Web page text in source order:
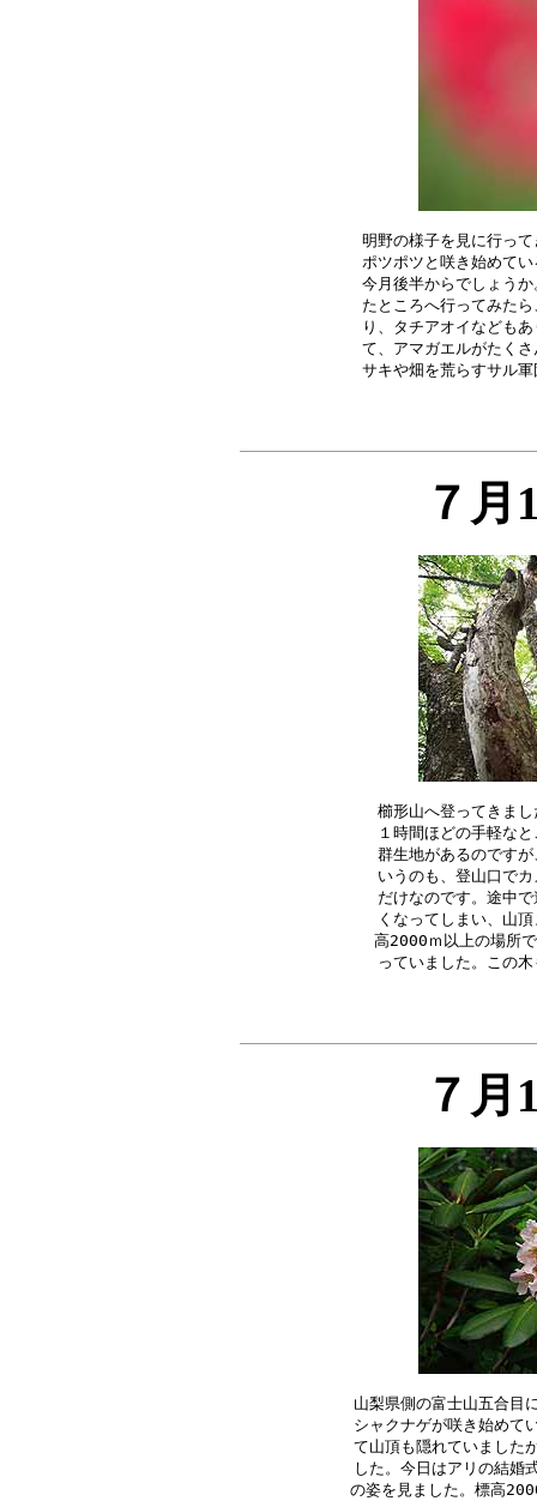
明野の様子を見に行っ
ポツポツと咲き始めて
今月後半からでしょう
たところへ行ってみた
り、タチアオイなども
て、アマガエルがたく
７月
櫛形山へ登ってきま
１時間ほどの手軽な
群生地があるのです
いうのも、登山口で
だけなのです。途中
くなってしまい、山
高2000ｍ以上の場所
７月
山梨県側の富士山五合目
シャクナゲが咲き始めて
て山頂も隠れていました
した。今日はアリの結婚
の姿を見ました。標高